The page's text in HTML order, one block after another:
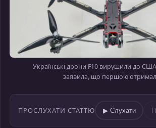
Українські дрони F10 вирушили до
заявила, що першою
ПРОСЛУХАТИ СТАТТЮ ▶ Слухати